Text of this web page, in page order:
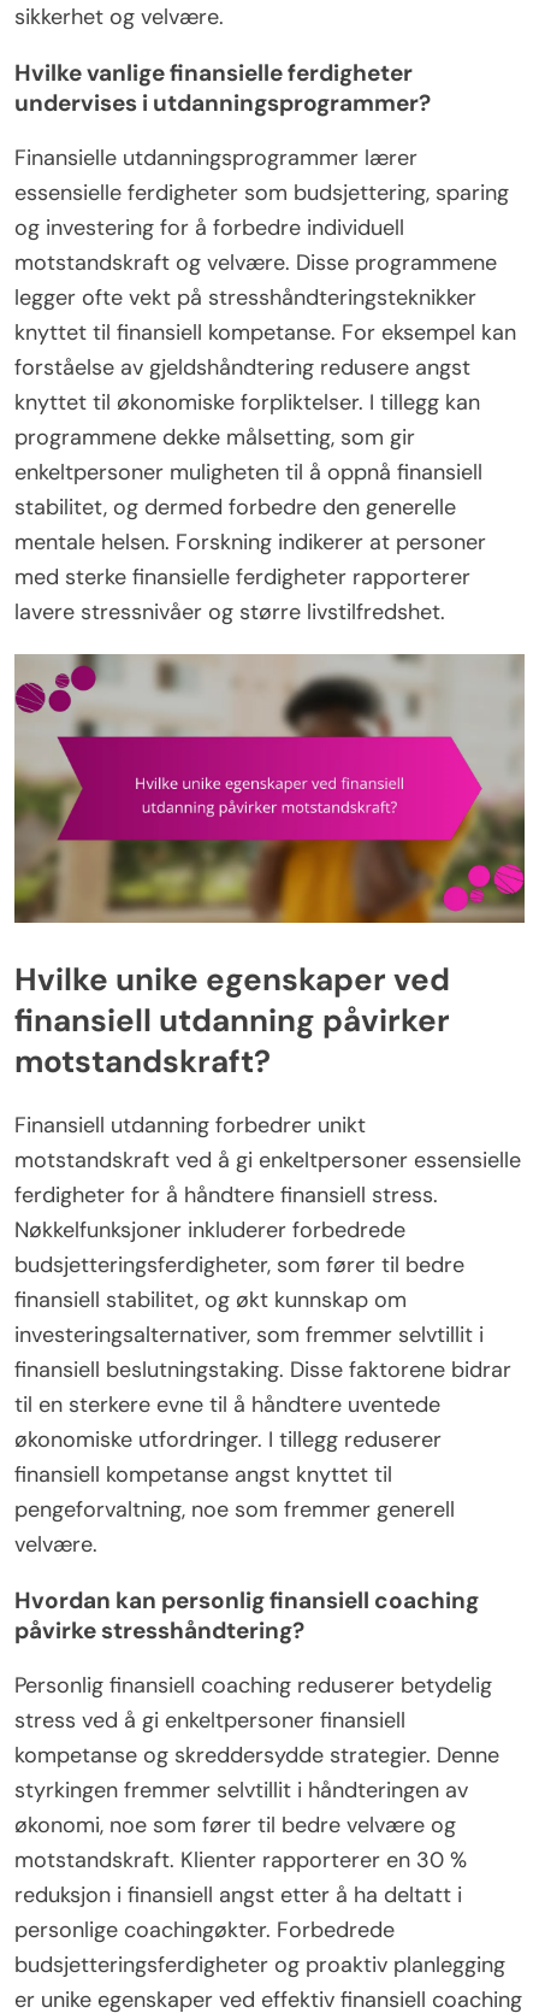
sikkerhet og velvære.
Hvilke vanlige finansielle ferdigheter
undervises i utdanningsprogrammer?
Finansielle utdanningsprogrammer lærer
essensielle ferdigheter som budsjettering, sparing
og investering for å forbedre individuell
motstandskraft og velvære. Disse programmene
legger ofte vekt på stresshåndteringsteknikker
knyttet til finansiell kompetanse. For eksempel kan
forståelse av gjeldshåndtering redusere angst
knyttet til økonomiske forpliktelser. I tillegg kan
programmene dekke målsetting, som gir
enkeltpersoner muligheten til å oppnå finansiell
stabilitet, og dermed forbedre den generelle
mentale helsen. Forskning indikerer at personer
med sterke finansielle ferdigheter rapporterer
lavere stressnivåer og større livstilfredshet.
Hvilke unike egenskaper ved
finansiell utdanning påvirker
motstandskraft?
Finansiell utdanning forbedrer unikt
motstandskraft ved å gi enkeltpersoner essensielle
ferdigheter for å håndtere finansiell stress.
Nøkkelfunksjoner inkluderer forbedrede
budsjetteringsferdigheter, som fører til bedre
finansiell stabilitet, og økt kunnskap om
investeringsalternativer, som fremmer selvtillit i
finansiell beslutningstaking. Disse faktorene bidrar
til en sterkere evne til å håndtere uventede
økonomiske utfordringer. I tillegg reduserer
finansiell kompetanse angst knyttet til
pengeforvaltning, noe som fremmer generell
velvære.
Hvordan kan personlig finansiell coaching
påvirke stresshåndtering?
Personlig finansiell coaching reduserer betydelig
stress ved å gi enkeltpersoner finansiell
kompetanse og skreddersydde strategier. Denne
styrkingen fremmer selvtillit i håndteringen av
økonomi, noe som fører til bedre velvære og
motstandskraft. Klienter rapporterer en 30 %
reduksjon i finansiell angst etter å ha deltatt i
personlige coachingøkter. Forbedrede
budsjetteringsferdigheter og proaktiv planlegging
er unike egenskaper ved effektiv finansiell coaching